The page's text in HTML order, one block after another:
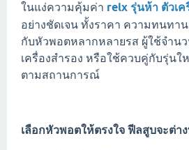
ในแง่ความคุ้มค่า relx รุ่นห้า ตัวเค
อย่างชัดเจน ทั้งราคา ความทนทา
กับหัวพอตหลากหลายรส ผู้ใช้จำนว
เครื่องสำรอง หรือใช้ควบคู่กับรุ่นใ
ตามสถานการณ์
เลือกหัวพอตให้ตรงใจ ฟีลสูบจะต่า